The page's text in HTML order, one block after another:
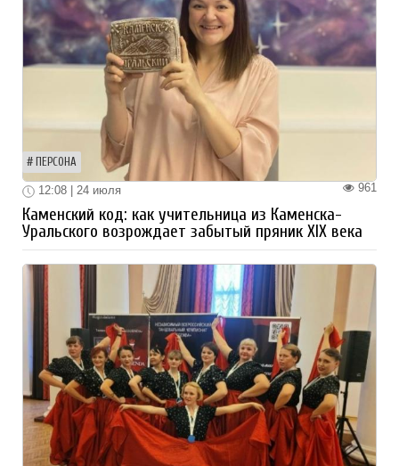
ПЕРСОНА
961
12:08 | 24 июля
Каменский код: как учительница из Каменска-
Уральского возрождает забытый пряник XIX века